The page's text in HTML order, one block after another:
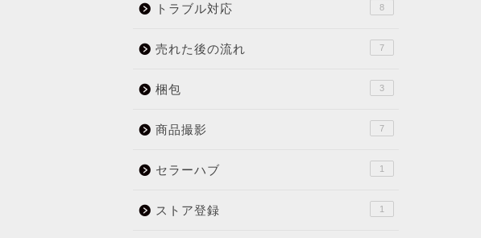
トラブル対応 8
売れた後の流れ 7
梱包 3
商品撮影 7
セラーハブ 1
ストア登録 1